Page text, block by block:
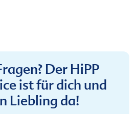
Der HiPP
ist für dich und
Liebling da!